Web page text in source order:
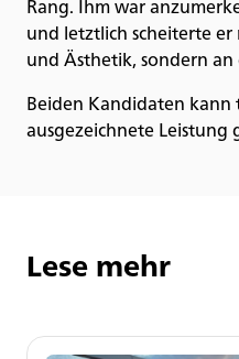
Rang. Ihm war
und letztlich scheiterte
und Ästhetik, sondern an
Beiden Kandidaten
ausgezeichnete
Lese mehr